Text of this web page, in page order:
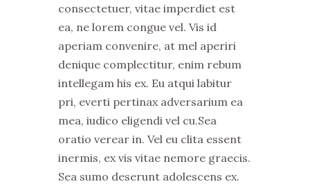
consectetuer, vitae imperdiet est
ea, ne lorem congue vel. Vis id
aperiam convenire, at mel aperiri
denique complectitur, enim rebum
intellegam his ex. Eu atqui labitur
pri, everti pertinax adversarium ea
mea, iudico eligendi vel cu.Sea
oratio verear in. Vel eu clita essent
inermis, ex vis vitae nemore graecis.
Sea sumo deserunt adolescens ex.